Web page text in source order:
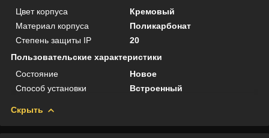
Цвет корпуса
Кремовый
Материал корпуса
Поликарбонат
Степень защиты IP
20
Пользовательские характеристики
Состояние
Новое
Способ установки
Встроенный
Скрыть